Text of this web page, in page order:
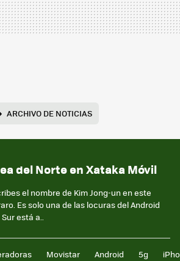
ARCHIVO DE NOTICIAS
del Norte en Xataka Móvil
el nombre de Kim Jong-un en este
Es solo una de las locuras del Android
está a..
Movistar Android 5g